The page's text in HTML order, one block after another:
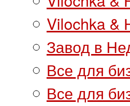
Vilochka &
Завод в
Все для
Все для